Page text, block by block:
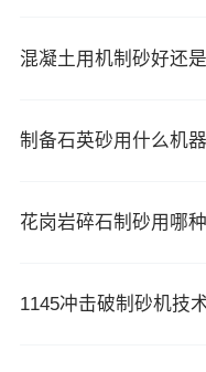
混凝土用机制砂好还是
制备石英砂用什么机
花岗岩碎石制砂用哪种
1145冲击破制砂机技